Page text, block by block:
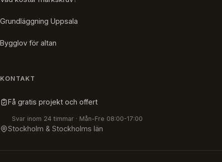
Grundläggning Uppsala
Bygglov för altan
KONTAKT
Få gratis projekt och offert
Svar inom 24 timmar · Mån-Fre 08:00-17:00
Stockholm & Stockholms län